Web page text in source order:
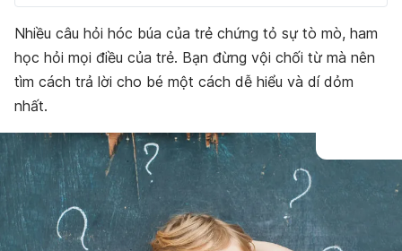
Nhiều câu hỏi hóc búa của trẻ chứng tỏ sự tò mò, ham
học hỏi mọi điều của trẻ. Bạn đừng vội chối từ mà nên
tìm cách trả lời cho bé một cách dễ hiểu và dí dỏm
nhất.